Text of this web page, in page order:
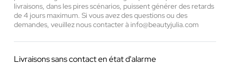
livraisons, dans les pires scénarios, puissent générer des retards
de 4 jours maximum. Si vous avez des questions ou des
demandes, veuillez nous contacter à info@beautyjulia.com
Livraisons sans contact en état d'alarme